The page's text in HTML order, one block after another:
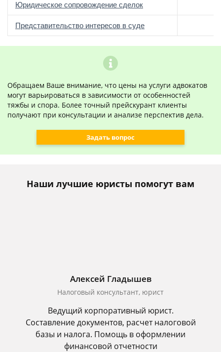
Юридическое сопровождение сделок
Представительство интересов в суде
Обращаем Ваше внимание, что цены на услуги адвокатов
могут варьироваться в зависимости от особенностей
тяжбы и спора. Более точный прейскурант клиенты
получают при консультации и анализе перспектив дела.
Задать вопрос
Наши лучшие юристы помогут вам
Алексей Гладышев
Налоговый консультант, юрист
Ведущий корпоративный юрист.
Составление документов, расчет налоговой
базы и налога. Помощь в оформлении
финансовой отчетности